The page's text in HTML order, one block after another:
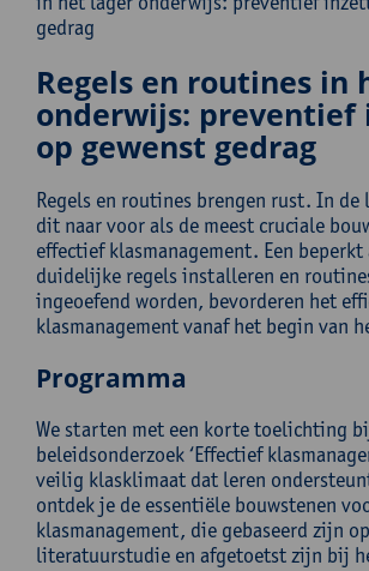
gedrag
Regels en routines in
onderwijs: preventief
op gewenst gedrag
Regels en routines brengen rust. In
dit naar voor als de meest cruciale
effectief klasmanagement. Een
duidelijke regels installeren en
ingeoefend worden, bevorderen het
klasmanagement vanaf het begin van
Programma
We starten met een korte toelichting
beleidsonderzoek ‘Effectief
veilig klasklimaat dat leren
ontdek je de essentiële bouwstenen
klasmanagement, die gebaseerd zijn
literatuurstudie en afgetoetst zijn bij